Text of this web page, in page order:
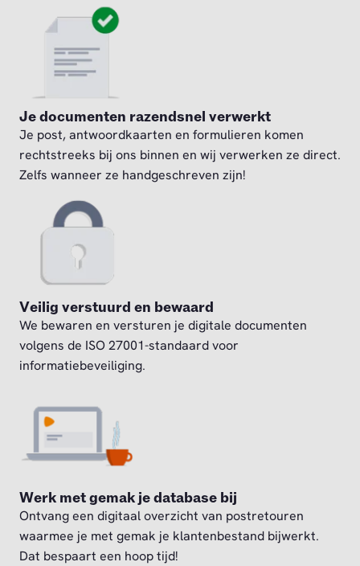
Je documenten razendsnel verwerkt
Je post, antwoordkaarten en formulieren komen
rechtstreeks bij ons binnen en wij verwerken ze direct.
Zelfs wanneer ze handgeschreven zijn!
Veilig verstuurd en bewaard
We bewaren en versturen je digitale documenten
volgens de ISO 27001-standaard voor
informatiebeveiliging.
Werk met gemak je database bij
Ontvang een digitaal overzicht van postretouren
waarmee je met gemak je klantenbestand bijwerkt.
Dat bespaart een hoop tijd!